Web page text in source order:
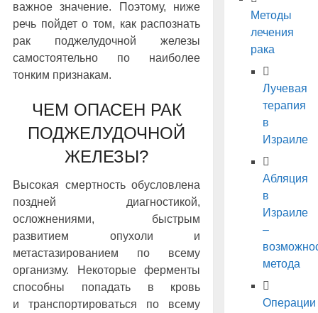
важное значение. Поэтому, ниже
речь пойдет о том, как распознать
рак поджелудочной железы
самостоятельно по наиболее
тонким признакам.
ЧЕМ ОПАСЕН РАК
ПОДЖЕЛУДОЧНОЙ
ЖЕЛЕЗЫ?
Высокая смертность обусловлена
поздней диагностикой,
осложнениями, быстрым
развитием опухоли и
метастазированием по всему
организму. Некоторые ферменты
способны попадать в кровь
и транспортироваться по всему
Методы
лечения
рака
Лучевая
терапия
в
Израиле
Абляция
в
Израиле
–
метода
Операции